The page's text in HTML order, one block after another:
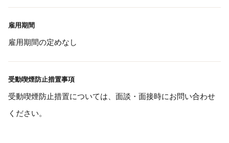
雇用期間
雇用期間の定めなし
受動喫煙防止措置事項
受動喫煙防止措置については、面談・面接時にお問い合わせ
ください。